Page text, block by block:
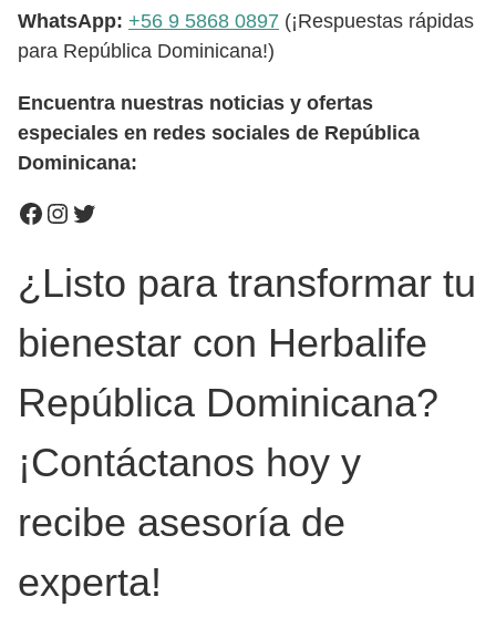
WhatsApp: +56 9 5868 0897 (¡Respuestas rápidas
para República Dominicana!)
Encuentra nuestras noticias y ofertas
especiales en redes sociales de República
Dominicana:
Facebook
Instagram
Twitter
¿Listo para transformar tu
bienestar con Herbalife
República Dominicana?
¡Contáctanos hoy y
recibe asesoría de
experta!